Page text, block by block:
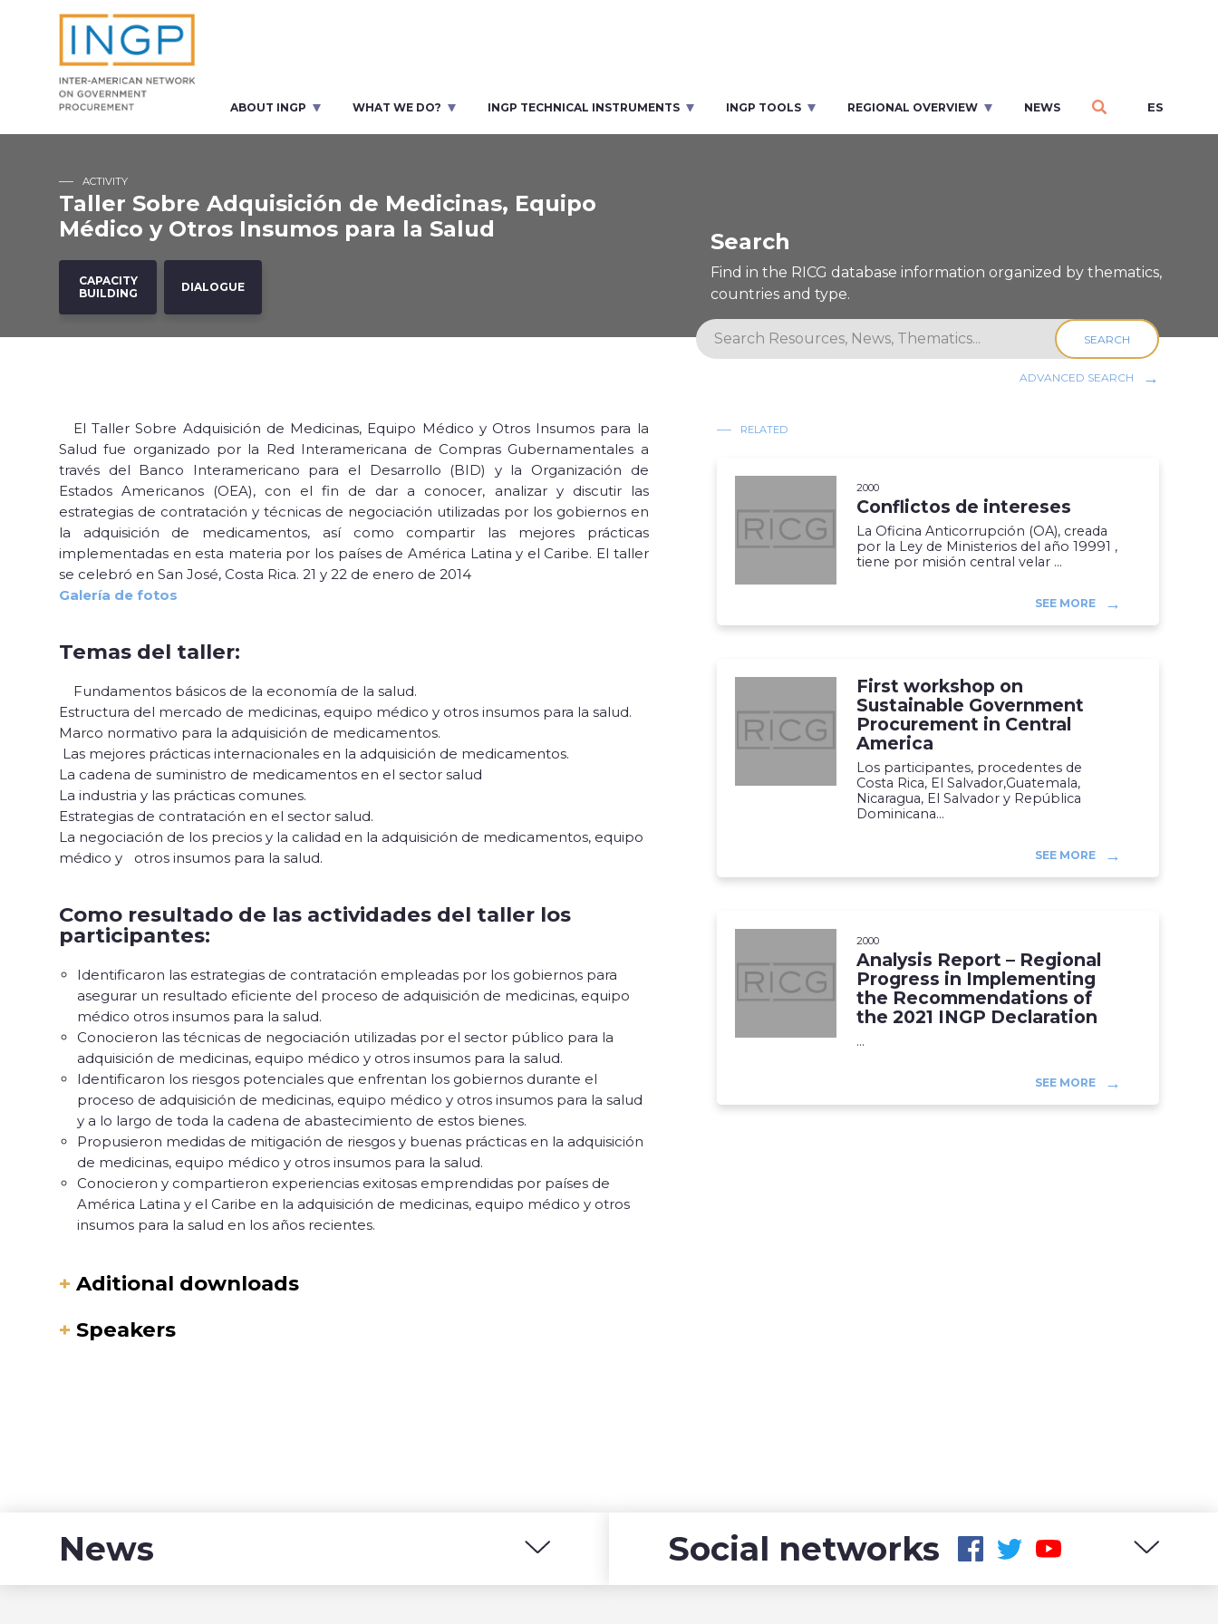
ABOUT INGP WHAT WE DO? INGP TECHNICAL INSTRUMENTS INGP TOOLS REGIONAL OVERVIEW NEWS ES
ACTIVITY
Taller Sobre Adquisición de Medicinas, Equipo
Médico y Otros Insumos para la Salud
Search
Find in the RICG database information organized by thematics,
countries and type.
CAPACITY
BUILDING
DIALOGUE
SEARCH
ADVANCED SEARCH
El Taller Sobre Adquisición de Medicinas, Equipo Médico y Otros Insumos para la
Salud fue organizado por la Red Interamericana de Compras Gubernamentales a
través del Banco Interamericano para el Desarrollo (BID) y la Organización de
Estados Americanos (OEA), con el fin de dar a conocer, analizar y discutir las
estrategias de contratación y técnicas de negociación utilizadas por los gobiernos en
la adquisición de medicamentos, así como compartir las mejores prácticas
implementadas en esta materia por los países de América Latina y el Caribe. El taller
se celebró en San José, Costa Rica. 21 y 22 de enero de 2014
Galería de fotos
Temas del taller:
Fundamentos básicos de la economía de la salud.
Estructura del mercado de medicinas, equipo médico y otros insumos para la salud.
Marco normativo para la adquisición de medicamentos.
Las mejores prácticas internacionales en la adquisición de medicamentos.
La cadena de suministro de medicamentos en el sector salud
La industria y las prácticas comunes.
Estrategias de contratación en el sector salud.
La negociación de los precios y la calidad en la adquisición de medicamentos, equipo
médico y otros insumos para la salud.
Como resultado de las actividades del taller los
participantes:
Identificaron las estrategias de contratación empleadas por los gobiernos para
asegurar un resultado eficiente del proceso de adquisición de medicinas, equipo
médico otros insumos para la salud.
Conocieron las técnicas de negociación utilizadas por el sector público para la
adquisición de medicinas, equipo médico y otros insumos para la salud.
Identificaron los riesgos potenciales que enfrentan los gobiernos durante el
proceso de adquisición de medicinas, equipo médico y otros insumos para la salud
y a lo largo de toda la cadena de abastecimiento de estos bienes.
Propusieron medidas de mitigación de riesgos y buenas prácticas en la adquisición
de medicinas, equipo médico y otros insumos para la salud.
Conocieron y compartieron experiencias exitosas emprendidas por países de
América Latina y el Caribe en la adquisición de medicinas, equipo médico y otros
insumos para la salud en los años recientes.
+ Aditional downloads
+ Speakers
RELATED
2000
Conflictos de intereses
La Oficina Anticorrupción (OA), creada
por la Ley de Ministerios del año 19991 ,
tiene por misión central velar ...
SEE MORE
First workshop on
Sustainable Government
Procurement in Central
America
Los participantes, procedentes de
Costa Rica, El Salvador,Guatemala,
Nicaragua, El Salvador y República
Dominicana...
SEE MORE
2000
Analysis Report – Regional
Progress in Implementing
the Recommendations of
the 2021 INGP Declaration
...
SEE MORE
News Social networks